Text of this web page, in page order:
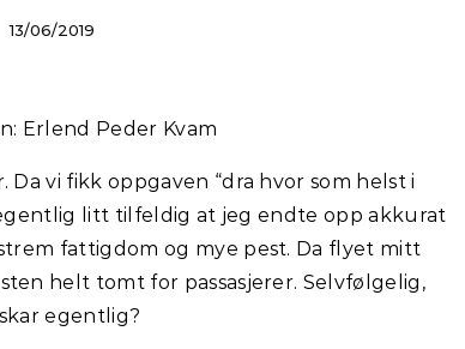
13/06/2019
Erlend Peder Kvam
vi fikk oppgaven “dra hvor som helst i
litt tilfeldig at jeg endte opp akkurat
fattigdom og mye pest. Da flyet mitt
helt tomt for passasjerer. Selvfølgelig,
egentlig?